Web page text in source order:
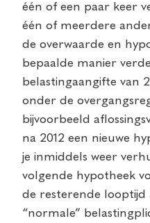
één of een paar keer
één of meerdere
de overwaarde en
bepaalde manier
belastingaangifte van
onder de
bijvoorbeeld
na 2012 een nieuwe
je inmiddels weer
volgende hypotheek
de resterende looptijd
“normale”